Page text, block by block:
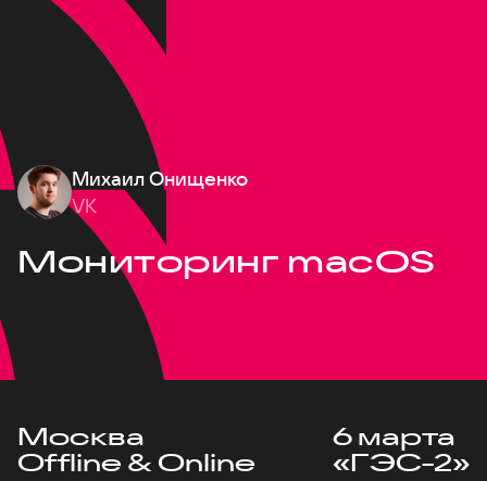
Михаил Онищенко
VK
Мониторинг macOS
Москва
Offline & Online
6 марта
«ГЭС-2»